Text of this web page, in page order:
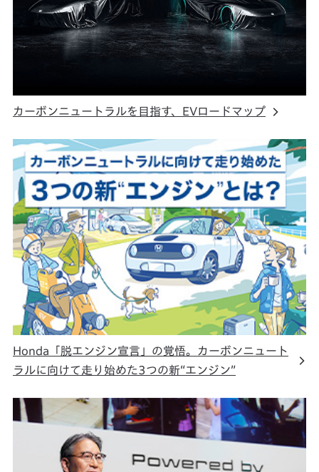
カーボンニュートラルを目指す、EVロードマップ
Honda「脱エンジン宣言」の覚悟。カーボンニュート
ラルに向けて走り始めた3つの新“エンジン”